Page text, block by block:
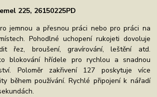
225, 26150225PD
jemnou a přesnou práci nebo pro práci na
Pohodlné uchopení rukojeti dovoluje
řez, broušení, gravírování, leštění atd.
blokování hřídele pro rychlou a snadnou
Poloměr zakřivení 127 poskytuje více
během používání. Rychlé připojení k nářadí